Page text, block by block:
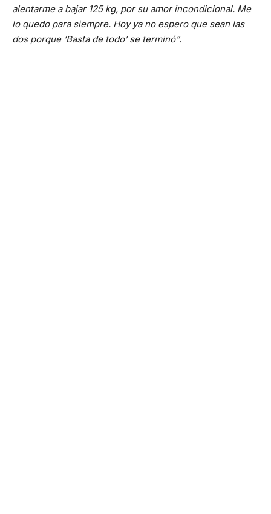
alentarme a bajar 125 kg, por su amor incondicional. Me
lo quedo para siempre. Hoy ya no espero que sean las
dos porque ‘Basta de todo’ se terminó”.